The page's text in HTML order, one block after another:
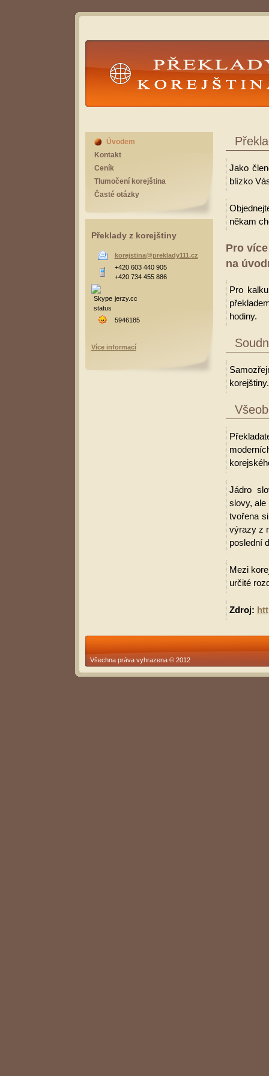
Překlady Korejština
Jako
blízko
někam
Pro
na
Pro
hodiny.
korejštiny.
Jádro
slovy, ale
tvořena
výrazy z
poslední
Mezi
určité
Zdroj:
Úvodem
Kontakt
Ceník
Tlumočení korejština
Časté otázky
Překlady z korejštiny
korejstina@preklady111.cz
+420 603 440 905
+420 734 455 886
jerzy.cc
5946185
Více informací
Všechna práva vyhrazena © 2012